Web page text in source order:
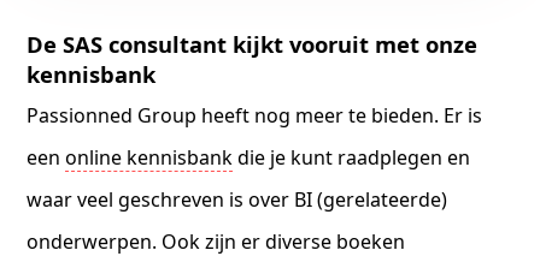
De SAS consultant kijkt vooruit met onze
kennisbank
Passionned Group heeft nog meer te bieden. Er is
eenonline kennisbankdie je kunt raadplegen en
waar veel geschreven is over BI (gerelateerde)
onderwerpen. Ook zijn er diverse boeken